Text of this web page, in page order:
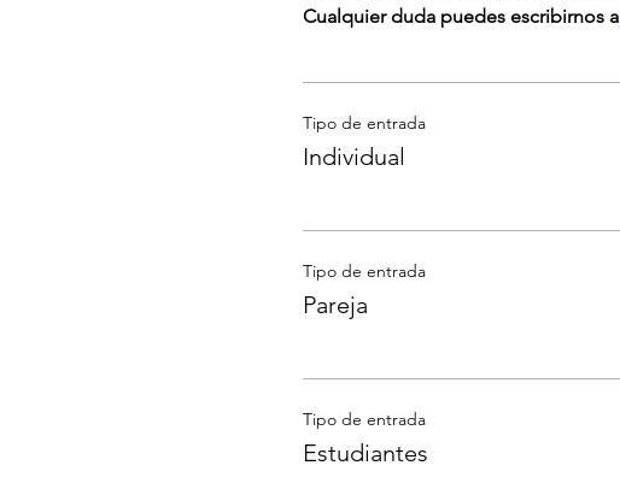
Cualquier duda puedes escribirnos a
Tipo de entrada
Individual
Tipo de entrada
Pareja
Tipo de entrada
Estudiantes